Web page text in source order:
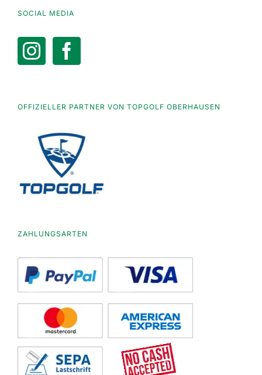
SOCIAL MEDIA
OFFIZIELLER PARTNER VON TOPGOLF OBERHAUSEN
ZAHLUNGSARTEN